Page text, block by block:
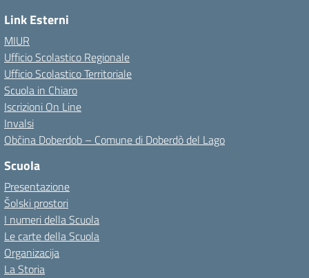
Link Esterni
MIUR
Ufficio Scolastico Regionale
Ufficio Scolastico Territoriale
Scuola in Chiaro
Iscrizioni On Line
Invalsi
Občina Doberdob – Comune di Doberdò del Lago
Scuola
Presentazione
Šolski prostori
I numeri della Scuola
Le carte della Scuola
Organizacija
La Storia